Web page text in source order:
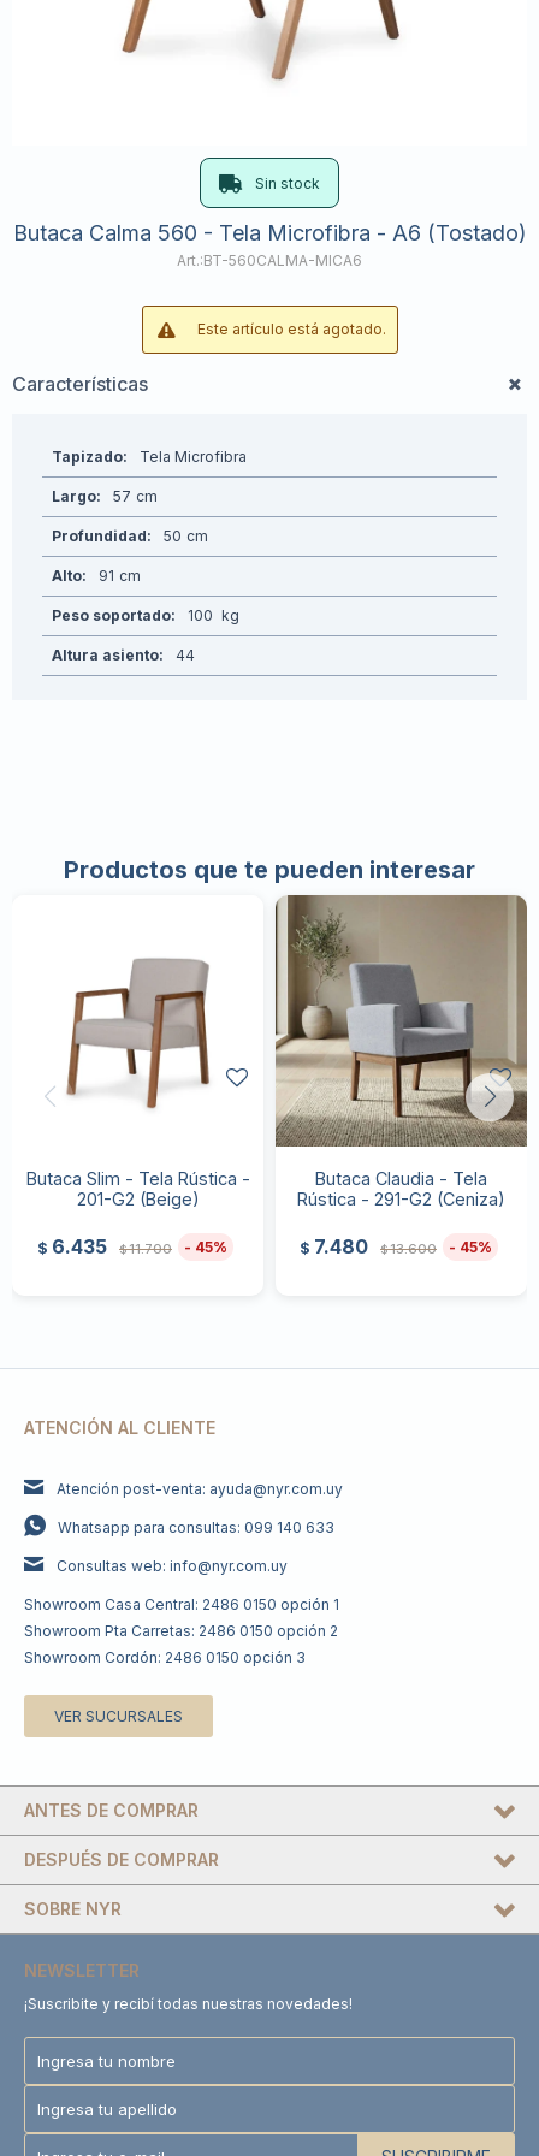
Sin stock
Butaca Calma 560 - Tela Microfibra - A6 (Tostado)
BT-560CALMA-MICA6
Este artículo está agotado.
Características
Tapizado Tela Microfibra
Largo 57
Profundidad 50
Alto 91
Peso soportado 100
Altura asiento 44
Productos que te pueden interesar
Butaca Slim - Tela Rústica -
201-G2 (Beige)
$ 6.435 $11.700 45
Butaca Claudia - Tela
Rústica - 291-G2 (Ceniza)
$ 7.480 $13.600 45
ATENCIÓN AL CLIENTE
Atención post-venta: ayuda@nyr.com.uy
Whatsapp para consultas: 099 140 633
Consultas web: info@nyr.com.uy
Showroom Casa Central: 2486 0150 opción 1
Showroom Pta Carretas: 2486 0150 opción 2
Showroom Cordón: 2486 0150 opción 3
VER SUCURSALES
DESPUÉS DE COMPRAR
SOBRE NYR
ANTES DE COMPRAR
NEWSLETTER
¡Suscribite y recibí todas nuestras novedades!